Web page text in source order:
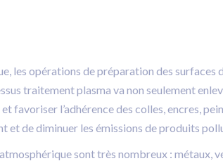
les opérations de préparation des
traitement plasma va non seulement
favoriser l’adhérence des colles, encres,
et de diminuer les émissions de produits
sont très nombreux : métaux,